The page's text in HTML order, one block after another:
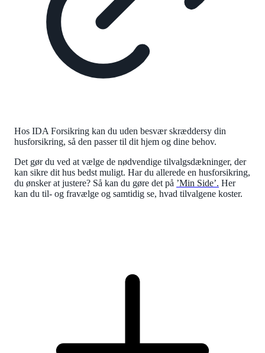
Hos IDA Forsikring kan du uden besvær skræddersy din
husforsikring, så den passer til dit hjem og dine behov.
Det gør du ved at vælge de nødvendige tilvalgsdækninger, der
kan sikre dit hus bedst muligt. Har du allerede en husforsikring,
du ønsker at justere? Så kan du gøre det på ’Min Side’. Her
kan du til- og fravælge og samtidig se, hvad tilvalgene koster.